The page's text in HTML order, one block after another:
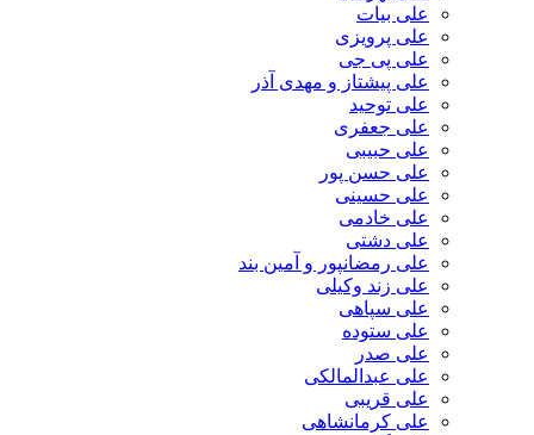
علی بیات
علی پرویزی
علی پی جی
علی پیشتاز و مهدی آذر
علی توحید
علی جعفری
علی حبیبی
علی حسن پور
علی حسینی
علی خادمی
علی دشتی
علی رمضانپور و آمین بند
علی زند وکیلی
علی سپاهی
علی ستوده
علی صدر
علی عبدالمالکی
علی قریبی
علی کرمانشاهی